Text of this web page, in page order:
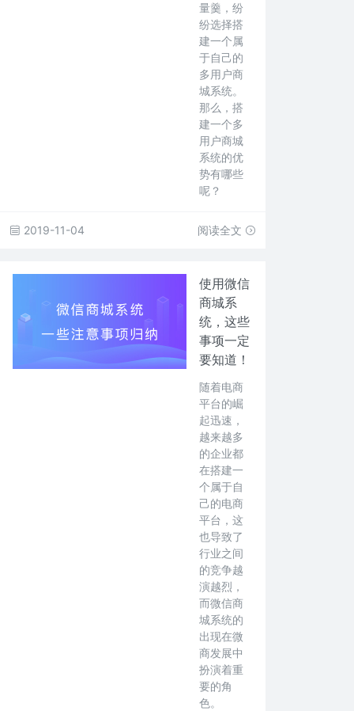
量羹，纷
纷选择搭
建一个属
于自己的
多用户商
城系统。
那么，搭
建一个多
用户商城
系统的优
势有哪些
呢？
2019-11-04 阅读全文
使用微信
商城系
统，这些
事项一定
要知道！
随着电商
平台的崛
起迅速，
越来越多
的企业都
在搭建一
个属于自
己的电商
平台，这
也导致了
行业之间
的竞争越
演越烈，
而微信商
城系统的
出现在微
商发展中
扮演着重
要的角
色。